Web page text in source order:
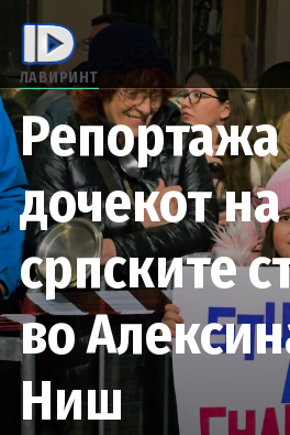
ЛАВИРИНТ
дочекот на
српските
во
Ниш